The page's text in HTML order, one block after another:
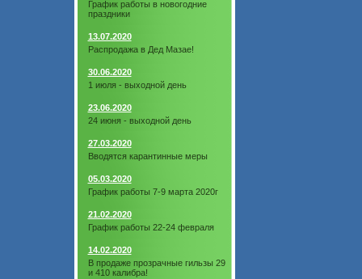
График работы в новогодние
праздники
13.07.2020
Распродажа в Дед Мазае!
30.06.2020
1 июля - выходной день
23.06.2020
24 июня - выходной день
27.03.2020
Вводятся карантинные меры
05.03.2020
График работы 7-9 марта 2020г
21.02.2020
График работы 22-24 февраля
14.02.2020
В продаже прозрачные гильзы 29
и 410 калибра!